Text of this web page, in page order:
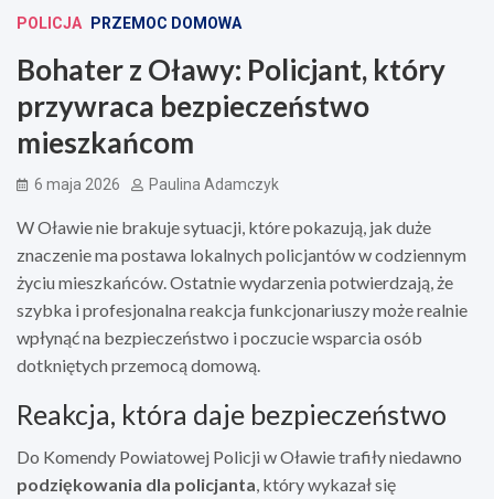
POLICJA PRZEMOC DOMOWA
Bohater z Oławy: Policjant, który
przywraca bezpieczeństwo
mieszkańcom
6 maja 2026 Paulina Adamczyk
W Oławie nie brakuje sytuacji, które pokazują, jak duże
znaczenie ma postawa lokalnych policjantów w codziennym
życiu mieszkańców. Ostatnie wydarzenia potwierdzają, że
szybka i profesjonalna reakcja funkcjonariuszy może realnie
wpłynąć na bezpieczeństwo i poczucie wsparcia osób
dotkniętych przemocą domową.
Reakcja, która daje bezpieczeństwo
Do Komendy Powiatowej Policji w Oławie trafiły niedawno
podziękowania dla policjanta, który wykazał się